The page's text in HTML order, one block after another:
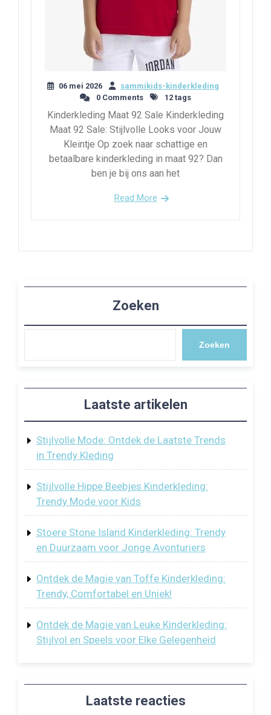
06 mei 2026
sammikids-kinderkleding
0 Comments
12 tags
Kinderkleding Maat 92 Sale Kinderkleding
Maat 92 Sale: Stijlvolle Looks voor Jouw
Kleintje Op zoek naar schattige en
betaalbare kinderkleding in maat 92? Dan
ben je bij ons aan het
Read More
Zoeken
Zoeken
Laatste artikelen
Stijlvolle Mode: Ontdek de Laatste Trends
in Trendy Kleding
Stijlvolle Hippe Beebjes Kinderkleding:
Trendy Mode voor Kids
Stoere Stone Island Kinderkleding: Trendy
en Duurzaam voor Jonge Avonturiers
Ontdek de Magie van Toffe Kinderkleding:
Trendy, Comfortabel en Uniek!
Ontdek de Magie van Leuke Kinderkleding:
Stijlvol en Speels voor Elke Gelegenheid
Laatste reacties